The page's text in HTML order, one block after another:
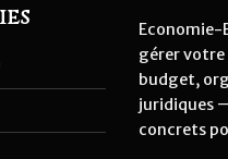
gérer
budget,
juridiques
concrets